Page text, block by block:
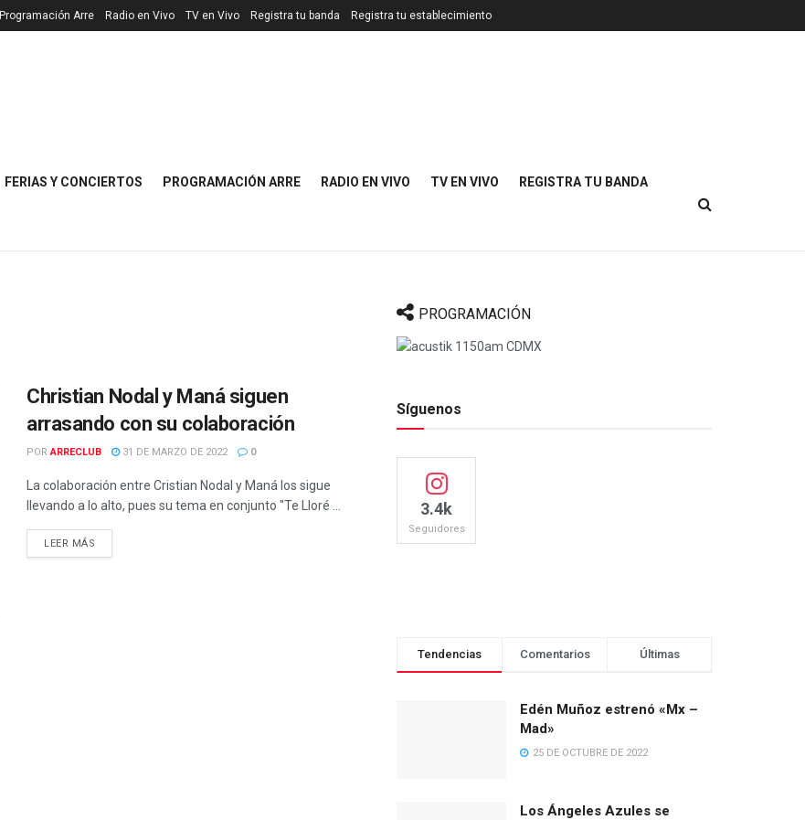
Programación Arre Radio en Vivo TV en Vivo Registra tu banda Registra tu establecimiento
FERIAS Y CONCIERTOS PROGRAMACIÓN ARRE RADIO EN VIVO TV EN VIVO REGISTRA TU BANDA
Christian Nodal y Maná siguen
arrasando con su colaboración
POR ARRECLUB 31 DE MARZO DE 2022 0
La colaboración entre Cristian Nodal y Maná los sigue
llevando a lo alto, pues su tema en conjunto "Te Lloré ...
LEER MÁS
PROGRAMACIÓN
Síguenos
3.4k
Seguidores
Tendencias Comentarios Últimas
Edén Muñoz estrenó «Mx –
Mad»
25 DE OCTUBRE DE 2022
Los Ángeles Azules se